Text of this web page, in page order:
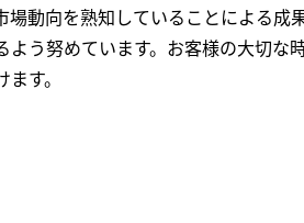
動向を熟知していることによる成果
う努めています。お客様の大切な
す。